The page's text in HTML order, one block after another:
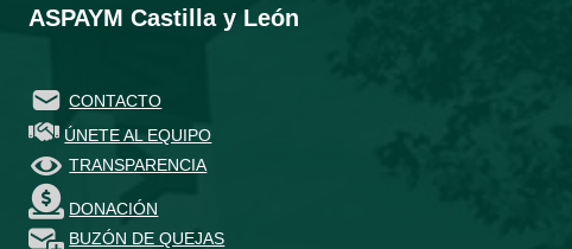
ASPAYM Castilla y León
CONTACTO
ÚNETE AL EQUIPO
TRANSPARENCIA
DONACIÓN
BUZÓN DE QUEJAS